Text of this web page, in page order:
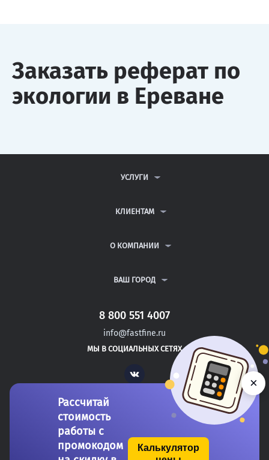
Заказать реферат по
экологии в Ереване
УСЛУГИ
ДИПЛОМНЫЕ РАБОТЫ
РЕФЕРАТЫ
КЛИЕНТАМ
ВОПРОСЫ И ОТВЕТЫ
ПОЛИТИКА КОНФИДЕНЦИАЛЬНОСТИ
О КОМПАНИИ
КОНТАКТЫ
ВАШ ГОРОД
САНКТ-ПЕТЕРБУРГ
ДУШАНБЕ
ГОЛИЦЫНО
8 800 551 4007
info@fastfine.ru
МЫ В СОЦИАЛЬНЫХ СЕТЯХ
Vk
Рассчитай
стоимость
работы с
промокодом
Калькулятор
×